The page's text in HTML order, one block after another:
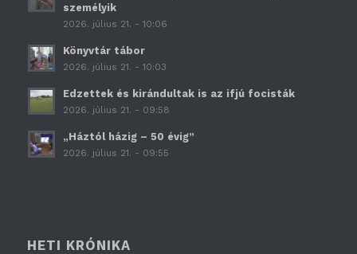
személyik
2026. július 21. - 10:06
Könyvtár tábor
2026. július 21. - 10:03
Edzettek és kirándultak is az ifjú focisták
2026. július 21. - 09:58
„Háztól házig – 50 évig”
2026. július 21. - 09:55
HETI KRÓNIKA